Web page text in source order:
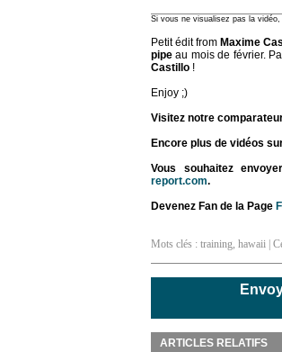
Si vous ne visualisez pas la vidéo,
Petit édit from Maxime
pipe au mois de février.
Castillo !
Enjoy ;)
Visitez notre
Encore plus de vidéos
Vous souhaitez
report.com.
Devenez Fan de la Page
Mots clés : training, hawaii |
ARTICLES RELATIFS